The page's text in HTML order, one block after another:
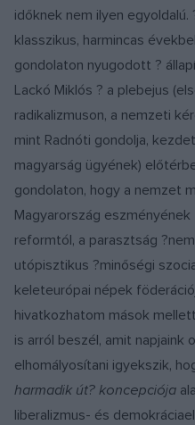
időknek nem ilyen
klasszikus, harmincas
gondolaton nyugodott ?
Lackó Miklós ? a plebejus
radikalizmuson, a nemzeti
mint Radnóti gondolja,
magyarság ügyének)
gondolaton, hogy a nemzet
Magyarország
reformtól, a parasztság
utópisztikus ?minőségi
keleteurópai népek
hivatkozhatom mások
is arról beszél, amit napjaink
elhomályosítani igyekszik,
harmadik út? koncepciója
liberalizmus- és